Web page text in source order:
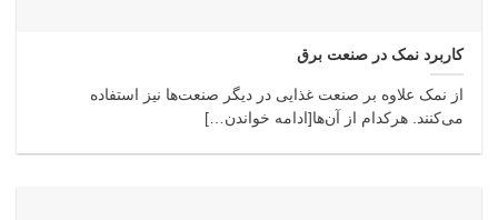
کاربرد نمک در صنعت برق
از نمک علاوه بر صنعت غذایی در دیگر صنعت‌ها نیز استفاده
می‌کنند. هرکدام از آن‌ها[ادامه خواندن…]